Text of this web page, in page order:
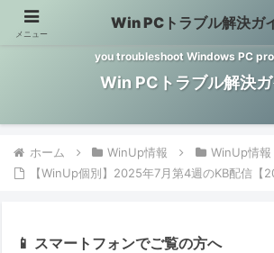
Windows PCのトラブル解決をお手伝いするサイ
you troubleshoot Windows PC
Win PCトラブル解決
ホーム WinUp情報
WinUp情報
【WinUp個別】2025年7月第4週のKB配信【
📱 スマートフォンでご覧の方へ
メニュー
Win PCトラブル解決ガ